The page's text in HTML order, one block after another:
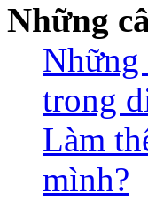
Những
Những
trong
Làm
mình?